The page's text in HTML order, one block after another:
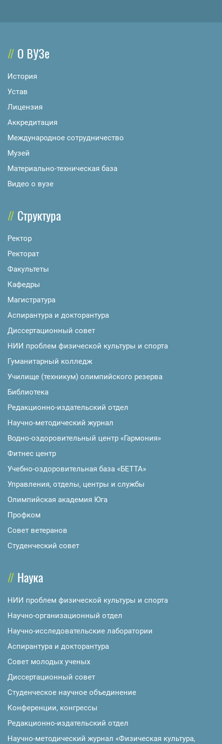
О ВУЗе
История
Устав
Лицензия
Аккредитация
Международное сотрудничество
Музей
Материально-техническая база
Видео о вузе
Структура
Ректор
Ректорат
Факультеты
Кафедры
Магистратура
Аспирантура и докторантура
Диссертационный совет
НИИ проблем физической культуры и спорта
Гуманитарный колледж
Училище (техникум) олимпийского резерва
Библиотека
Редакционно-издательский отдел
Научно-методический журнал
Водно-оздоровительный центр «Гармония»
Фитнес центр
Учебно-оздоровительная база «БЕТТА»
Управления, отделы, центры и службы
Олимпийская академия Юга
Профком
Совет ветеранов
Студенческий совет
Наука
НИИ проблем физической культуры и спорта
Научно-организационный отдел
Научно-исследовательские лаборатории
Аспирантура и докторантура
Совет молодых ученых
Диссертационный совет
Студенческое научное объединение
Конференции, конгрессы
Редакционно-издательский отдел
Научно-методический журнал «Физическая культура,